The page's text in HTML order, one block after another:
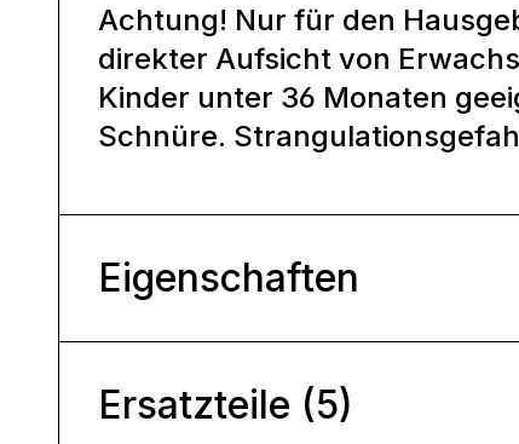
Achtung! Nur für den
direkter Aufsicht von
Kinder unter 36 Monaten
Schnüre.
Eigenschaften
Ersatzteile (5)